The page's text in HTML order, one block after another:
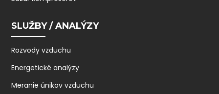
SLUŽBY / ANALÝZY
Rozvody vzduchu
Energetické analýzy
Meranie únikov vzduchu